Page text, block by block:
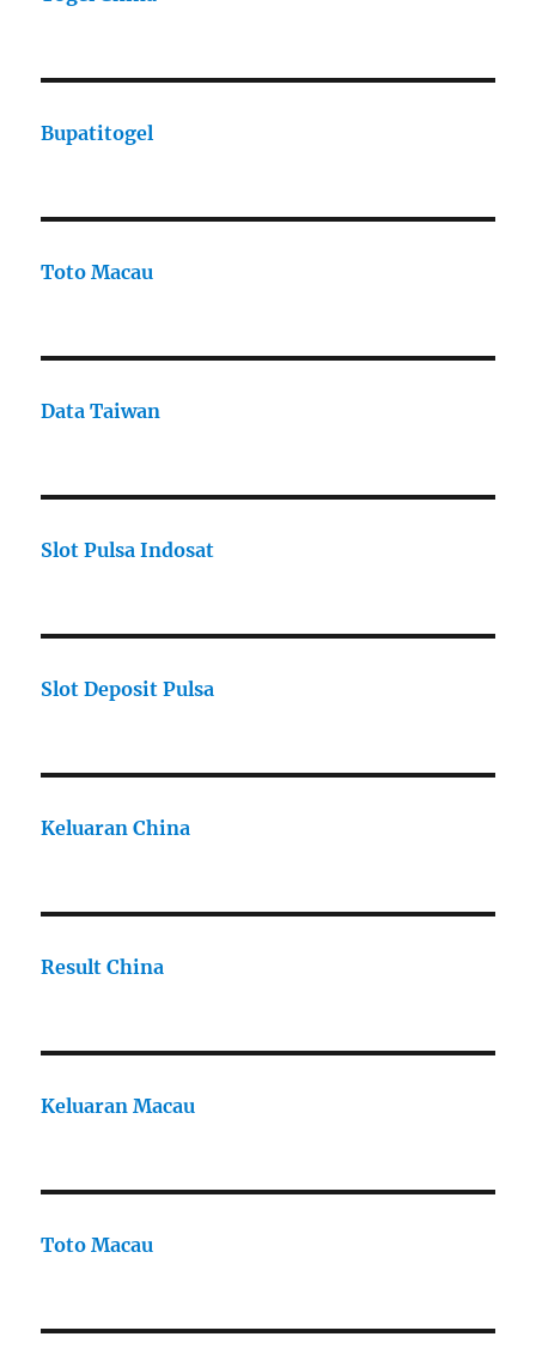
Bupatitogel
Toto Macau
Data Taiwan
Slot Pulsa Indosat
Slot Deposit Pulsa
Keluaran China
Result China
Keluaran Macau
Toto Macau